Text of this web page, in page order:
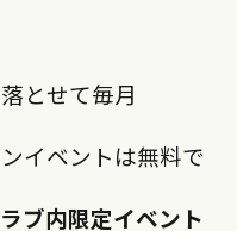
とせて毎月
イベントは無料で
ブ内限定イベント